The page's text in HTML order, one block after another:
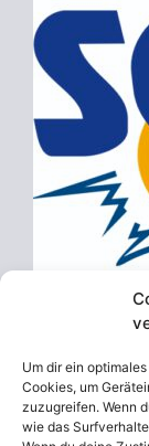
Um dir ein
Cookies, um
zuzugreifen. Wenn
wie das
Schreibe
Du musst